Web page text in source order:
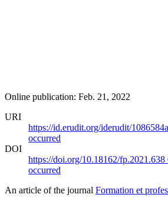
Online publication: Feb. 21, 2022
URI
https://id.erudit.org/iderudit/
occurred
DOI
https://doi.org/10.18162/fp.2021.638
occurred
An article of the journal Formation et